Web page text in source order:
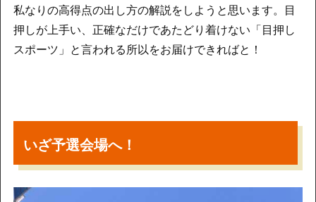
私なりの高得点の出し方の解説をしようと思います。目
押しが上手い、正確なだけであたどり着けない「目押し
スポーツ」と言われる所以をお届けできればと！
いざ予選会場へ！